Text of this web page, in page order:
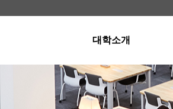
대학소개
학장인사말
교육이념